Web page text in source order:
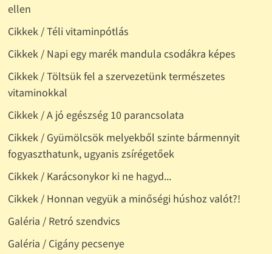
ellen
Cikkek / Téli vitaminpótlás
Cikkek / Napi egy marék mandula csodákra képes
Cikkek / Töltsük fel a szervezetünk természetes
vitaminokkal
Cikkek / A jó egészség 10 parancsolata
Cikkek / Gyümölcsök melyekből szinte bármennyit
fogyaszthatunk, ugyanis zsírégetőek
Cikkek / Karácsonykor ki ne hagyd...
Cikkek / Honnan vegyük a minőségi húshoz valót?!
Galéria / Retró szendvics
Galéria / Cigány pecsenye